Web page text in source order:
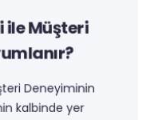
ile Müşteri
Deneyiminin
kalbinde yer